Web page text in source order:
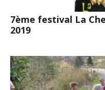
7ème festival La
2019